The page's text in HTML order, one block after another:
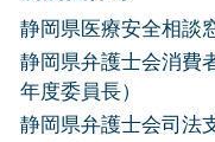
静岡県医療安全相談
静岡県弁護士会消費
年度委員長）
静岡県弁護士会司法